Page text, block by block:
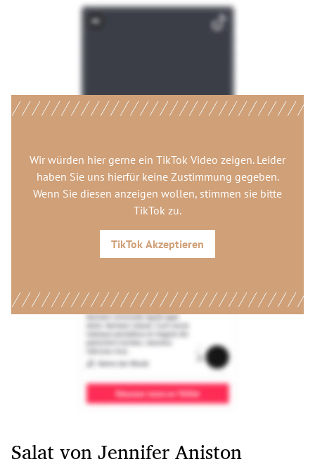
Wir würden hier gerne ein TikTok Video zeigen. Leider
haben Sie uns hierfür keine Zustimmung gegeben.
Wenn Sie diesen anzeigen wollen, stimmen sie bitte
TikTok zu.
TikTok Akzeptieren
Salat von Jennifer Aniston